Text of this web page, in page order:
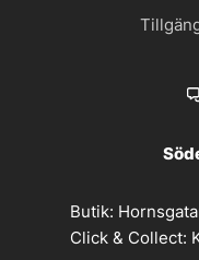
Butik:
Click & Collect: